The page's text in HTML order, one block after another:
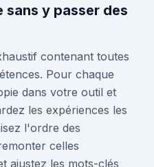
y passer des
contenant toutes
Pour chaque
dans votre outil et
les expériences les
l'ordre des
celles
ajustez les mots-clés